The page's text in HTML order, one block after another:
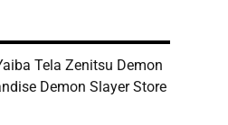
Tela Zenitsu Demon
Demon Slayer Store